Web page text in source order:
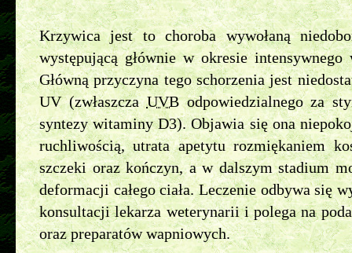
Krzywica jest to choroba wywołaną
występującą głównie w okresie intensywnego
Główną przyczyna tego schorzenia jest
UV (zwłaszczaUVBodpowiedzialnego za
syntezy witaminy D3). Objawia się ona
ruchliwością, utrata apetytu rozmiękaniem
szczeki oraz kończyn, a w dalszym stadium
deformacji całego ciała. Leczenie odbywa się
konsultacji lekarza weterynarii i polega na
oraz preparatów wapniowych.